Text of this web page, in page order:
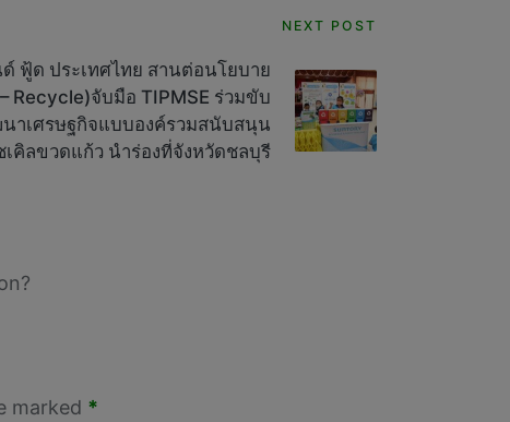
NEXT POST
ด์ ฟู้ด ประเทศไทย สานต่อนโยบาย
– Recycle)จับมือ TIPMSE ร่วมขับ
นาเศรษฐกิจแบบองค์รวมสนับสนุน
ซเคิลขวดแก้ว นำร่องที่จังหวัดชลบุรี
marked *